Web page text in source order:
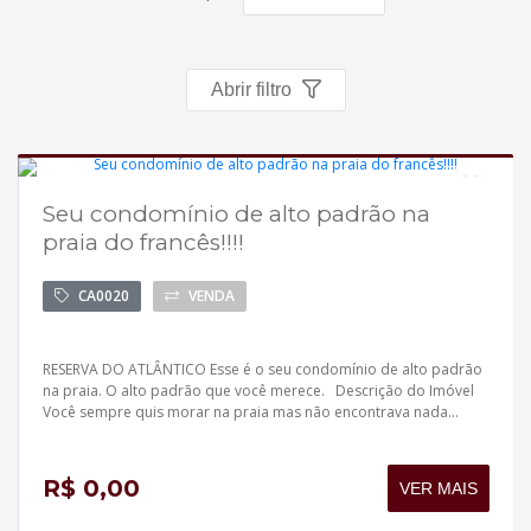
Política de privacidade
Simulador de financiamento
Contato
Abrir filtro
Seu condomínio de alto padrão na
praia do francês!!!!
CA0020 VENDA
RESERVA DO ATLÂNTICO Esse é o seu condomínio de alto padrão
na praia. O alto padrão que você merece. Descrição do Imóvel
Você sempre quis morar na praia mas não encontrava nada...
R$ 0,00 VER MAIS